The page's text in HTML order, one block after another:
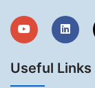
Useful Links